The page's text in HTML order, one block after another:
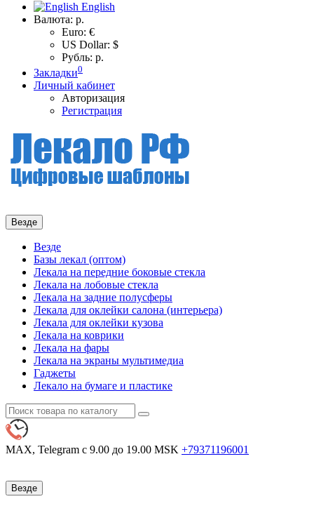
English
Валюта: р.
Euro: €
US Dollar: $
Рубль: р.
Закладки0
Личный кабинет
Авторизация
Регистрация
Везде
Везде
Базы лекал (оптом)
Лекала на передние боковые стекла
Лекала на лобовые стекла
Лекала на задние полусферы
Лекала для оклейки салона (интерьера)
Лекала для оклейки кузова
Лекала на коврики
Лекала на фары
Лекала на экраны мультимедиа
Гаджеты
Лекало на бумаге и пластике
MAX, Telegram с 9.00 до 19.00 MSK +79371196001
Везде